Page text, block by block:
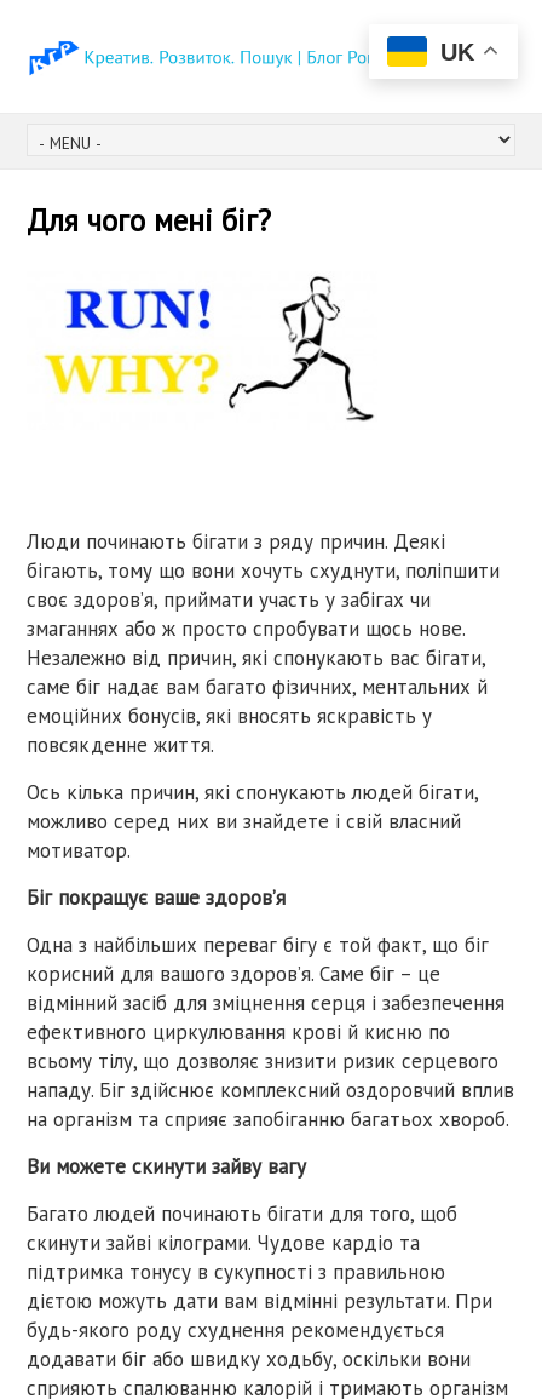
Для чого мені біг?
Люди починають бігати з ряду причин. Деякі
бігають, тому що вони хочуть схуднути, поліпшити
своє здоров’я, приймати участь у забігах чи
змаганнях або ж просто спробувати щось нове.
Незалежно від причин, які спонукають вас бігати,
саме біг надає вам багато фізичних, ментальних й
емоційних бонусів, які вносять яскравість у
повсякденне життя.
Ось кілька причин, які спонукають людей бігати,
можливо серед них ви знайдете і свій власний
мотиватор.
Біг покращує ваше здоров’я
Одна з найбільших переваг бігу є той факт, що біг
корисний для вашого здоров’я. Саме біг – це
відмінний засіб для зміцнення серця і забезпечення
ефективного циркулювання крові й кисню по
всьому тілу, що дозволяє знизити ризик серцевого
нападу. Біг здійснює комплексний оздоровчий вплив
на організм та сприяє запобіганню багатьох хвороб.
Ви можете скинути зайву вагу
Багато людей починають бігати для того, щоб
скинути зайві кілограми. Чудове кардіо та
підтримка тонусу в сукупності з правильною
дієтою можуть дати вам відмінні результати. При
будь-якого роду схуднення рекомендується
додавати біг або швидку ходьбу, оскільки вони
сприяють спалюванню калорій і тримають організм
UK